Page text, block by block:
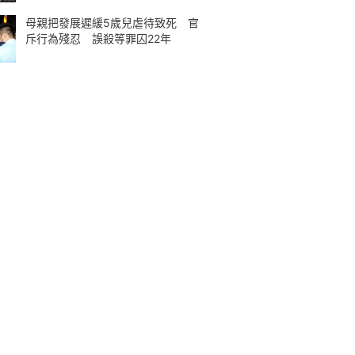
母親把發展遲緩5歲兒虐待致死 官
斥行為殘忍 誤殺等罪囚22年